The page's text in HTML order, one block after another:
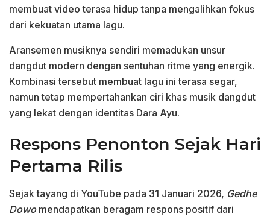
membuat video terasa hidup tanpa mengalihkan fokus
dari kekuatan utama lagu.
Aransemen musiknya sendiri memadukan unsur
dangdut modern dengan sentuhan ritme yang energik.
Kombinasi tersebut membuat lagu ini terasa segar,
namun tetap mempertahankan ciri khas musik dangdut
yang lekat dengan identitas Dara Ayu.
Respons Penonton Sejak Hari
Pertama Rilis
Sejak tayang di YouTube pada 31 Januari 2026, Gedhe
Dowomendapatkan beragam respons positif dari